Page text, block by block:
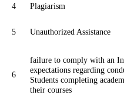
4 Plagiarism
5 Unauthorized Assistance
6
failure to comply with an
expectations regarding
Students completing
their courses